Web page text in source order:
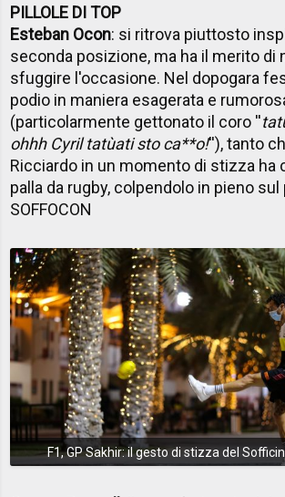
PILLOLE DI TOP
Esteban Ocon: si ritrova piuttosto
seconda posizione, ma ha il merito di
sfuggire l'occasione. Nel dopogara
podio in maniera esagerata e
(particolarmente gettonato il coro ''
ohhh Cyril tatùati sto ca**o!''), tanto
Ricciardo in un momento di stizza ha
palla da rugby, colpendolo in pieno
SOFFOCON
F1, GP Sakhir: il gesto di stizza del